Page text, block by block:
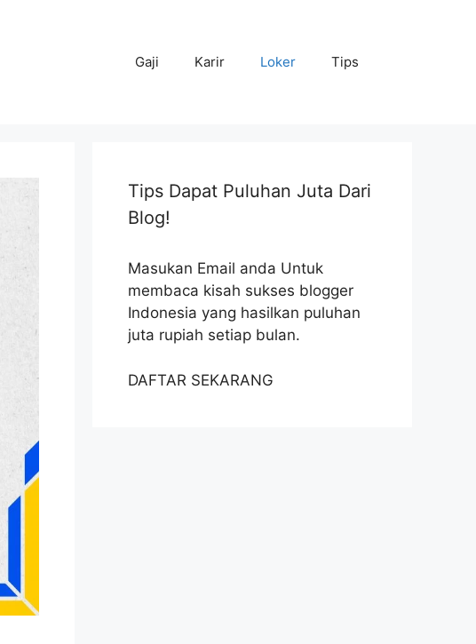
Gaji Karir Loker Tips
Tips Dapat Puluhan Juta Dari
Blog!
Masukan Email anda Untuk
membaca kisah sukses blogger
Indonesia yang hasilkan puluhan
juta rupiah setiap bulan.
DAFTAR SEKARANG